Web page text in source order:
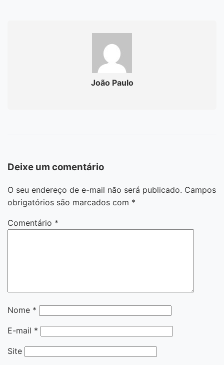
João Paulo
Deixe um comentário
O seu endereço de e-mail não será publicado. Campos
obrigatórios são marcados com *
Comentário *
Nome *
E-mail *
Site